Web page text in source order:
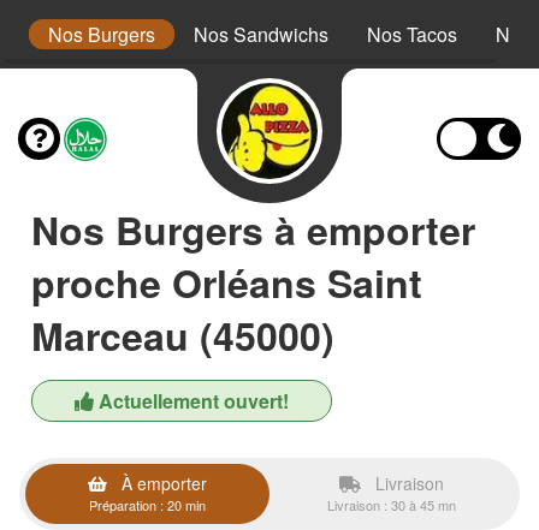
Nos Burgers Nos Sandwichs Nos Tacos Nos
Nos Burgers à emporter
proche Orléans Saint
Marceau (45000)
Actuellement ouvert!
À emporter
Préparation : 20 min
Livraison
Livraison : 30 à 45 mn